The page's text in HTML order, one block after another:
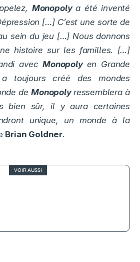
Monopolya été inventé
[…] C’est une sorte de
sein du jeu […] Nous donnons
histoire sur les familles. […]
avecMonopoly en Grande
a toujours créé des mondes
deMonopolyressemblera à
bien sûr, il y aura certaines
unique, un monde à la
Brian Goldner.
VOIR AUSSI